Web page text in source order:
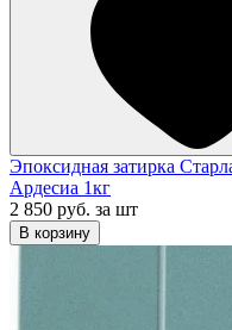
Эпоксидная затирка
Ардесиа 1кг
2 850 руб. за шт
В корзину